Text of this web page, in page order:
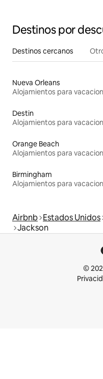
Destinos por
Destinos cercanos
Nueva Orleans
Alojamientos para
Destin
Alojamientos para
Orange Beach
Alojamientos para
Birmingham
Alojamientos para
Airbnb Estados Unidos
Jackson
©